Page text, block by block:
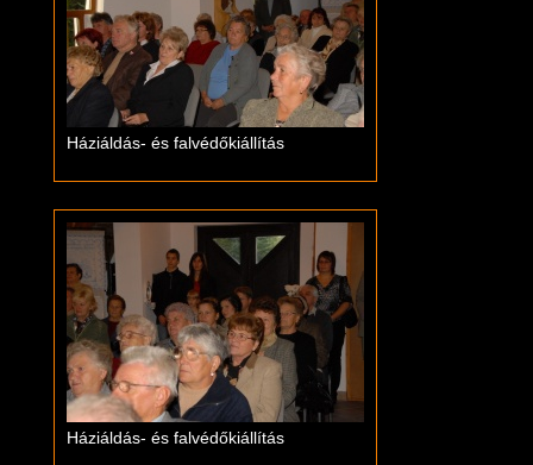
Háziáldás- és falvédőkiállítás
Háziáldás- és falvédőkiállítás